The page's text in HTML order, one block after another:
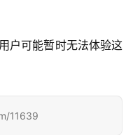
户可能暂时无法体验这
11639